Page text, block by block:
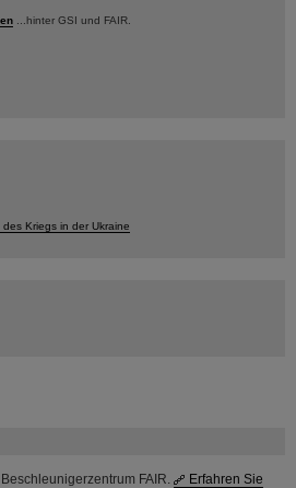
FAIR.
Erfahren Sie
...hinter GSI und FAIR.
Kriegs in der Ukraine